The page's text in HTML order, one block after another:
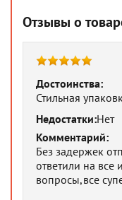
Отзывы о
Достоинства:
Стильная
Недостатки:Нет
Комментарий:
Без задержек
ответили на все
вопросы,все